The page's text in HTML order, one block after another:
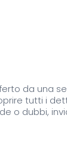
da una
tutti i
o dubbi,